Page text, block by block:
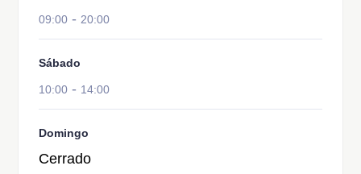
09:00 -20:00
Sábado
10:00 - 14:00
Domingo
Cerrado